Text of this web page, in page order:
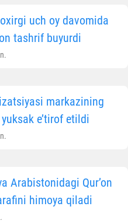
uch oy davomida
tashrif buyurdi
markazining
e’tirof etildi
Arabistonidagi Qur’on
himoya qiladi